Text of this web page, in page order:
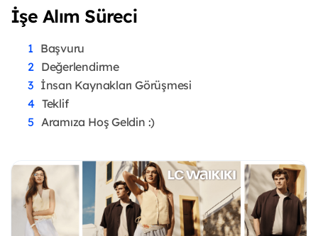
İşe Alım Süreci
Başvuru
Değerlendirme
İnsan Kaynakları Görüşmesi
Teklif
Aramıza Hoş Geldin :)